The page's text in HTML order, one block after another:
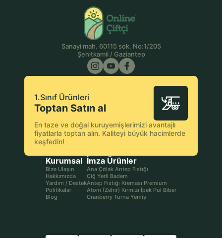
Kurumsal
Bize Ulaşın
Hakkımızda
Yardım / Destek
Politikalar
Blog
İmza Ürünler
Ana Çıtlak Antep Fıstığı
Çiğ Yerli Badem
Antep Fıstığı Kreması Premium
Atom (Zehir) Kırmızı İpek Pul Biber
Cranberry Turna Yemiş
1.Sınıf Ürünleri
Toptan Satın al
En taze ve doğal kuruyemişlerimizi avantajlı
fiyatlarla toptan alın. Kaliteyi büyük hacimlerde
keşfedin!
Sanayi mah. 60115 sok. No:1/205
Şehitkamil / Gaziantep